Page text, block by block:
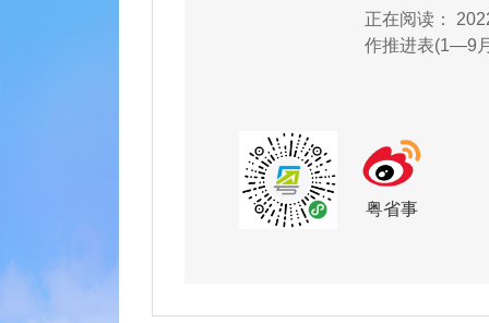
正在阅读：
作推进表(1—9
粤省事